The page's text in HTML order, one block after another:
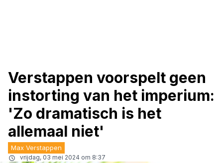
Verstappen voorspelt geen
instorting van het imperium:
'Zo dramatisch is het
allemaal niet'
Max Verstappen
vrijdag, 03 mei 2024 om 8:37